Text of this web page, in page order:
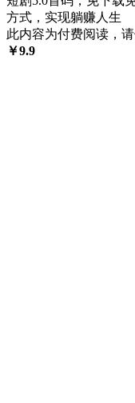
方式，实现躺赚人生
此内容为付费阅读，
￥9.9